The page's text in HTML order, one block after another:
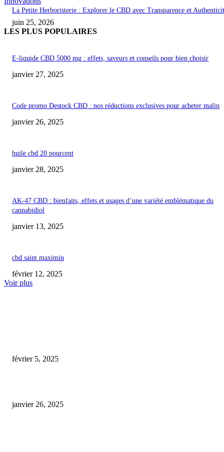
La Petite Herboristerie : Explorer le CBD avec Transparence et
juin 25, 2026
LES PLUS POPULAIRES
E-liquide CBD 5000 mg : effets, saveurs et conseils pour bien choisir
janvier 27, 2025
Code promo Destock CBD : nos réductions exclusives pour acheter malin
janvier 26, 2025
huile cbd 20 pourcent
janvier 28, 2025
AK-47 CBD : bienfaits, effets et usages d’une variété emblématique du
cannabidiol
janvier 13, 2025
cbd saint maximin
février 12, 2025
Voir plus
février 5, 2025
janvier 26, 2025